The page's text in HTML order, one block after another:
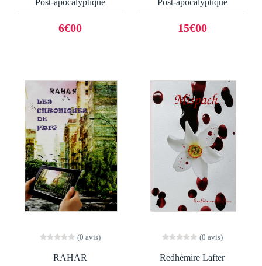
Post-apocalyptique
6€00
Post-apocalyptique
15€00
(0 avis)
RAHAR
(0 avis)
Redhémire Lafter